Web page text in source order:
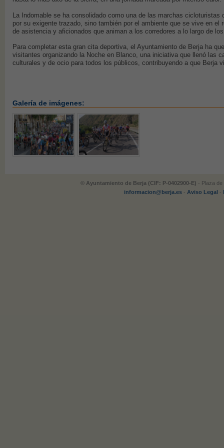
La Indomable se ha consolidado como una de las marchas
por su exigente trazado, sino también por el ambiente que se vive en
de asistencia y aficionados que animan a los corredores a lo largo de
Para completar esta gran cita deportiva, el Ayuntamiento de Berja ha
visitantes organizando la Noche en Blanco, una iniciativa que llenó las
culturales y de ocio para todos los públicos, contribuyendo a que Berja
Galería de imágenes:
© Ayuntamiento de Berja (CIF: P-0402900-E) - Plaza
informacion@berja.es - Aviso Legal -